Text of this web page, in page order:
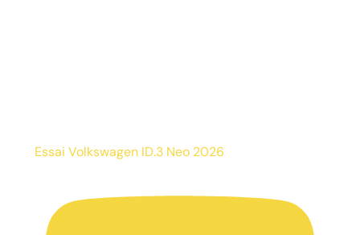
Essai Volkswagen ID.3 Neo 2026